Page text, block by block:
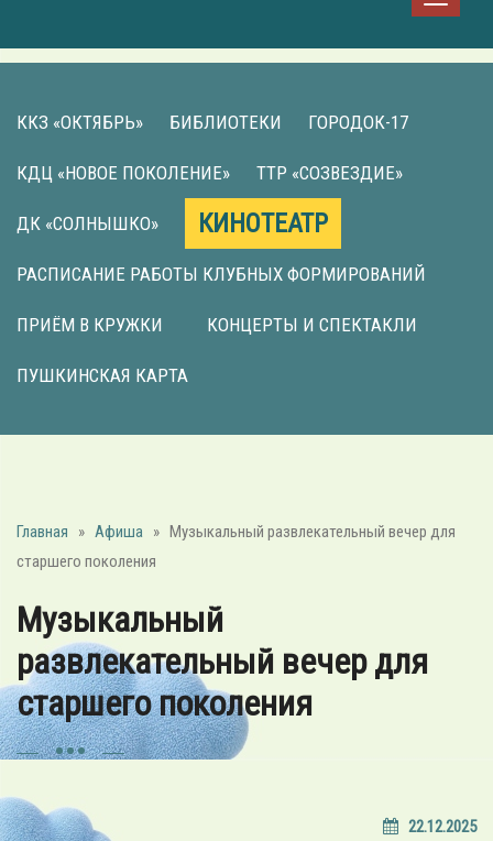
ККЗ «ОКТЯБРЬ» БИБЛИОТЕКИ ГОРОДОК-17
КДЦ «НОВОЕ ПОКОЛЕНИЕ» ТТР «СОЗВЕЗДИЕ»
ДК «СОЛНЫШКО» КИНОТЕАТР
РАСПИСАНИЕ РАБОТЫ КЛУБНЫХ ФОРМИРОВАНИЙ
ПРИЁМ В КРУЖКИ КОНЦЕРТЫ И СПЕКТАКЛИ
ПУШКИНСКАЯ КАРТА
Главная » Афиша » Музыкальный развлекательный вечер для
старшего поколения
Музыкальный
развлекательный вечер для
старшего поколения
22.12.2025